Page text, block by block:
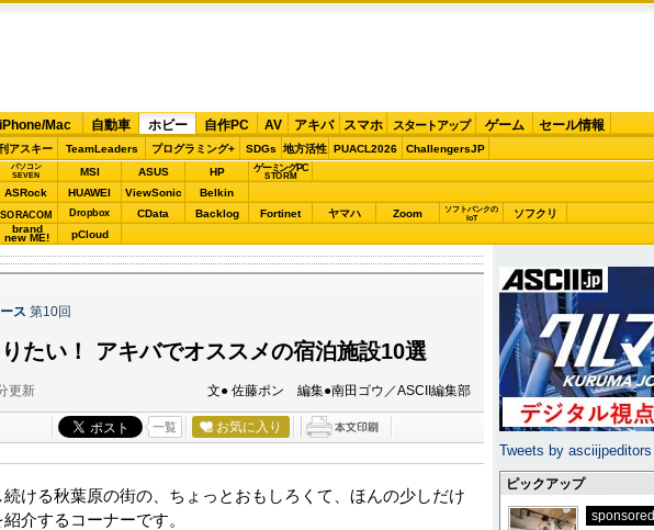
iPhone/Mac 自動車 ホビー 自作PC AV アキバ スマホ スタートアップ ゲーム セール情報
アスキー TeamLeaders プログラミング+ SDGs 地方活性 PUACL2026 ChallengersJP
パソコン
SEVEN
MSI ASUS HP ゲーミングPC
STORM
ASRock HUAWEI ViewSonic Belkin
SORACOM Dropbox CData Backlog Fortinet ヤマハ Zoom
ソフトバンクの
IoT
ソフクリ
brand
new ME! pCloud
ス 第10回
たい！ アキバでオススメの宿泊施設10選
更新 文● 佐藤ポン 編集●南田ゴウ／ASCII編集部
一覧 お気に入り
ける秋葉原の街の、ちょっとおもしろくて、ほんの少しだけ
介するコーナーです。
Tweets by asciijpeditors
ピックアップ
sponsored